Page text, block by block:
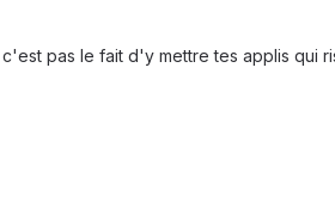
pas le fait d'y mettre tes applis qui